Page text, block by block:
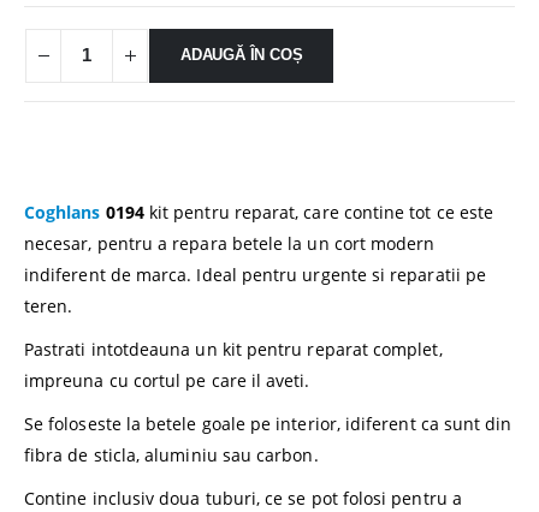
ADAUGĂ ÎN COȘ
Coghlans 0194kit pentru reparat, care contine tot ce este
necesar, pentru a repara betele la un cort modern
indiferent de marca. Ideal pentru urgente si reparatii pe
teren.
Pastrati intotdeauna un kit pentru reparat complet,
impreuna cu cortul pe care il aveti.
Se foloseste la betele goale pe interior, idiferent ca sunt din
fibra de sticla, aluminiu sau carbon.
Contine inclusiv doua tuburi, ce se pot folosi pentru a